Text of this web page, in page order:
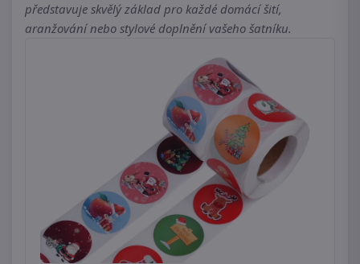
představuje skvělý základ pro každé domácí šití,
aranžování nebo stylové doplnění vašeho šatníku.